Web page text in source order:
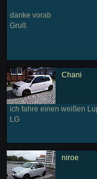
danke vorab
Gruß
Chani
ich fahre einen weißen
LG
niroe